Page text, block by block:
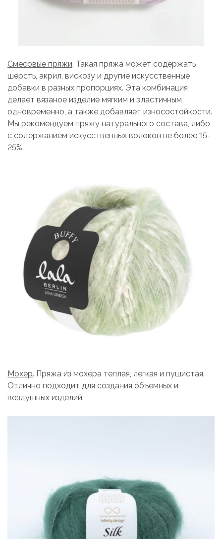
Смесовые пряжи. Такая пряжа может содержать
шерсть, акрил, вискозу и другие искусственные
добавки в разных пропорциях. Эта комбинация
делает вязаное изделие мягким и эластичным
одновременно, а также добавляет износостойкости.
Мы рекомендуем пряжу натурального состава, либо
с содержанием искусственных волокон не более 15-
25%.
Мохер. Пряжа из мохера теплая, легкая и пушистая.
Отлично подходит для создания объемных и
воздушных изделий.